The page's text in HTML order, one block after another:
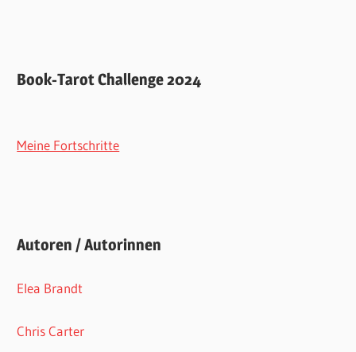
Book-Tarot Challenge 2024
Meine Fortschritte
Autoren / Autorinnen
Elea Brandt
Chris Carter